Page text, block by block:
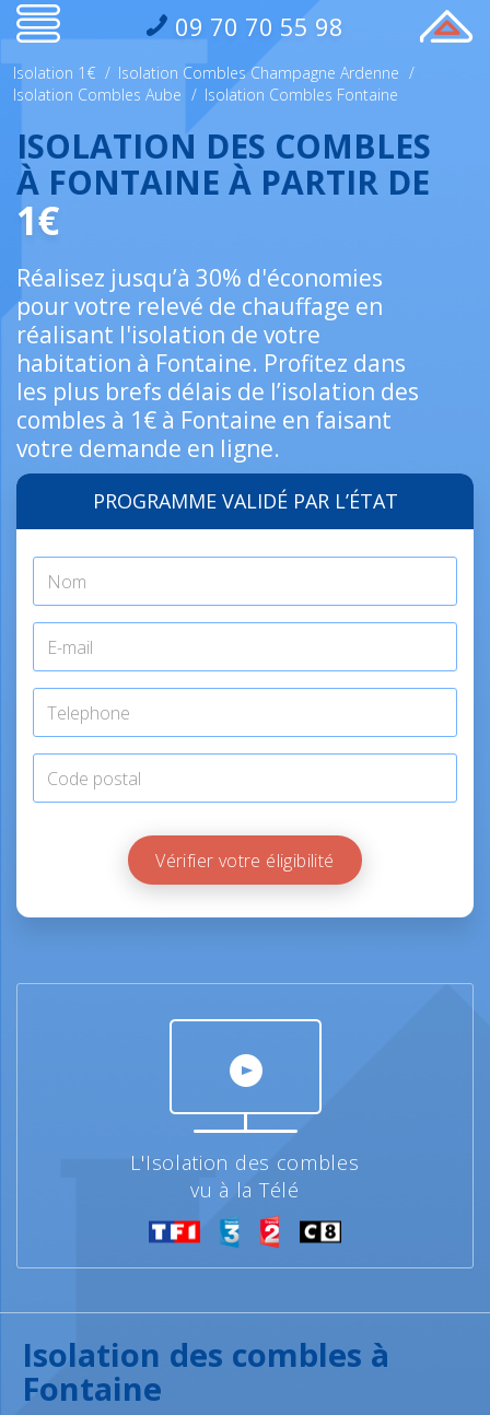
09 70 70 55 98
Isolation 1€ / Isolation Combles Champagne Ardenne /
Isolation Combles Aube / Isolation Combles Fontaine
ISOLATION DES COMBLES
À FONTAINE À PARTIR DE
1€
Réalisez jusqu’à 30% d'économies
pour votre relevé de chauffage en
réalisant l'isolation de votre
habitation à Fontaine. Profitez dans
les plus brefs délais de l’isolation des
combles à 1€ à Fontaine en faisant
votre demande en ligne.
PROGRAMME VALIDÉ PAR L’ÉTAT
Vérifier votre éligibilité
L'Isolation des combles
vu à la Télé
Isolation des combles à
Fontaine